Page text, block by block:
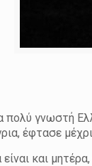
πολύ γνωστή
έφτασε
είναι και